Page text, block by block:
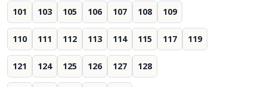
101 103 105 106 107 108 109
110 111 112 113 114 115 117 119
121 124 125 126 127 128